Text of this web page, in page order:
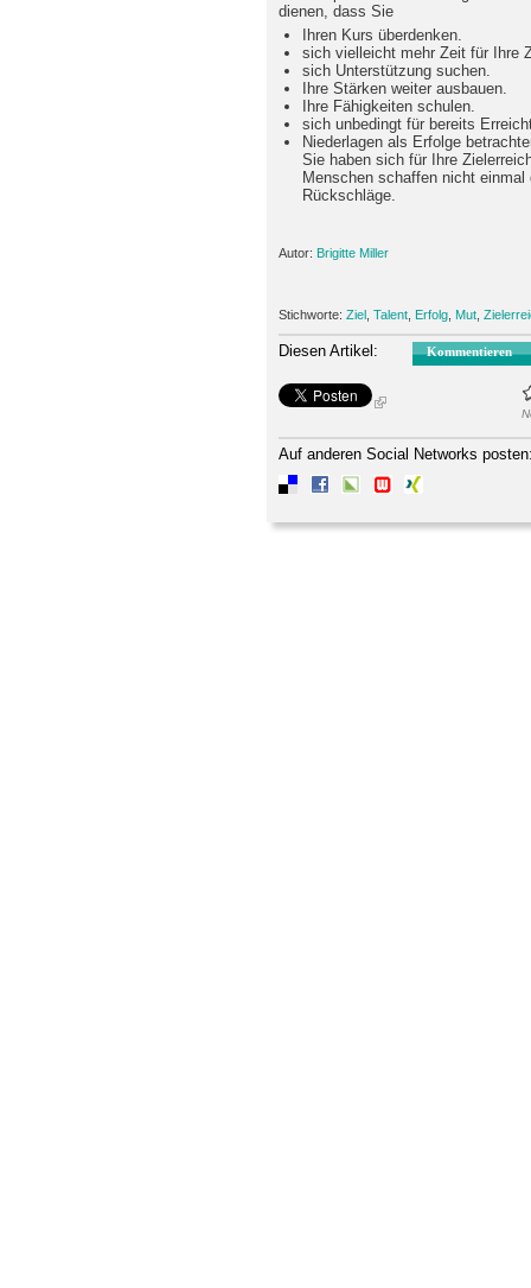
dienen, dass Sie
Ihren Kurs überdenken.
sich vielleicht mehr Zeit für Ihre
sich Unterstützung suchen.
Ihre Stärken weiter ausbauen.
Ihre Fähigkeiten schulen.
sich unbedingt für bereits
Niederlagen als Erfolge
Sie haben sich für Ihre
Menschen schaffen nicht
Rückschläge.
Autor: Brigitte Miller
Stichworte: Ziel Talent Erfolg Mut
Diesen Artikel: Kommentieren
Auf anderen Social Networks